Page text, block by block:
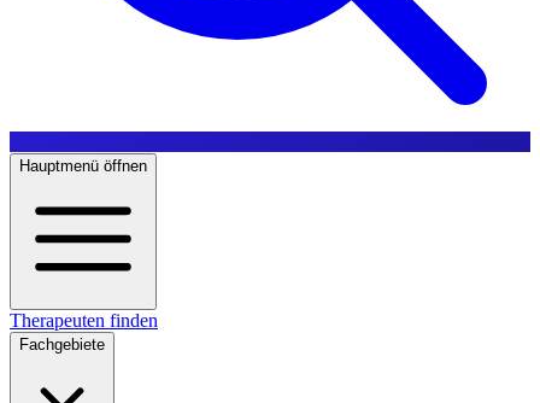
Hauptmenü öffnen
Therapeuten finden
Fachgebiete